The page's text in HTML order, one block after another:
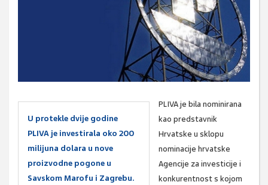
U protekle dvije godine
PLIVA je investirala oko 200
milijuna dolara u nove
proizvodne pogone u
Savskom Marofu i Zagrebu.
PLIVA je bila nominirana
kao predstavnik
Hrvatske u sklopu
nominacije hrvatske
Agencije za investicije i
konkurentnost s kojom